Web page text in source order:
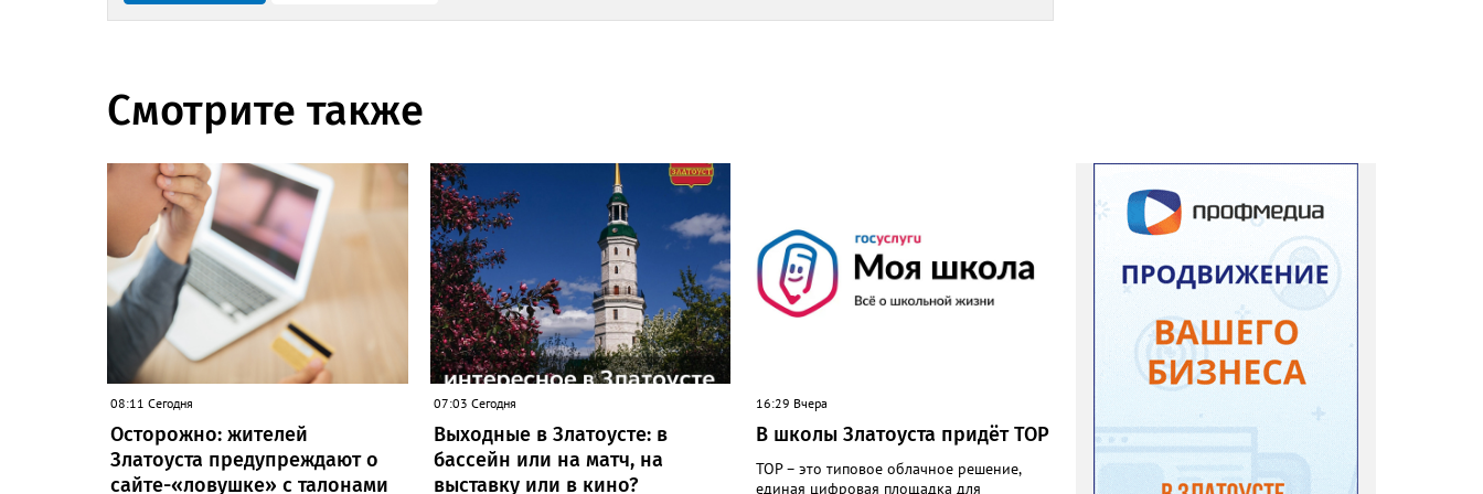
Смотрите также
08:11 Сегодня
Осторожно: жителей
Златоуста предупреждают о
сайте-«ловушке» с талонами
07:03 Сегодня
Выходные в Златоусте: в
бассейн или на матч, на
выставку или в кино?
16:29 Вчера
В школы Златоуста придёт ТОР
ТОР – это типовое облачное решение,
единая цифровая площадка для